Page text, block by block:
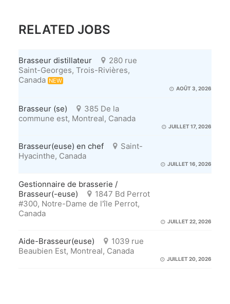
RELATED JOBS
Brasseur distillateur
280 rue
Saint-Georges, Trois-Rivières,
Canada NEW
AOÛT 3, 2026
Brasseur (se)
385 De la
commune est, Montreal, Canada
JUILLET 17, 2026
Brasseur(euse) en chef
Saint-
Hyacinthe, Canada
JUILLET 16, 2026
Gestionnaire de brasserie /
Brasseur(-euse)
1847 Bd Perrot
#300, Notre-Dame de l'île Perrot,
Canada
JUILLET 22, 2026
Aide-Brasseur(euse)
1039 rue
Beaubien Est, Montreal, Canada
JUILLET 20, 2026